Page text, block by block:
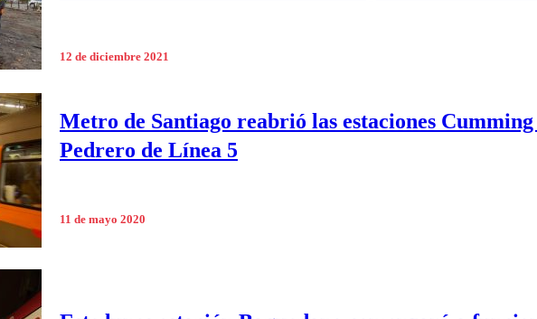
12 de diciembre 2021
Metro de Santiago reabrió las estaciones
Pedrero de Línea 5
11 de mayo 2020